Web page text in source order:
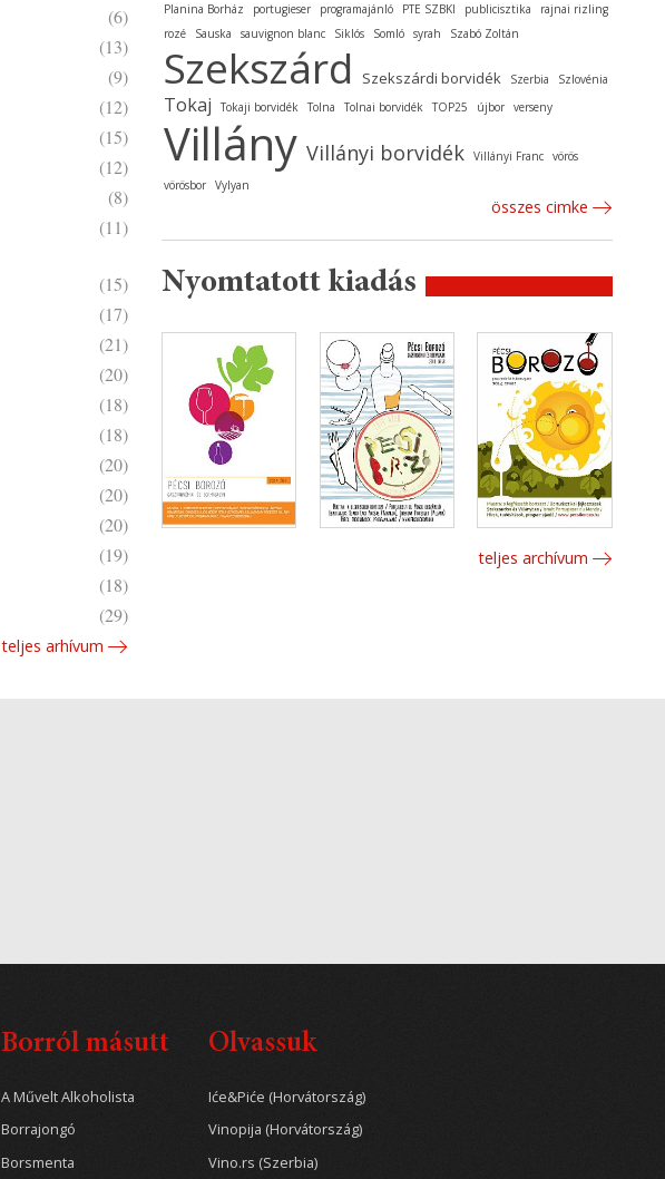
(6)
(13)
(9)
(12)
(15)
(12)
(8)
(11)
(15)
(17)
(21)
(20)
(18)
(18)
(20)
(20)
(20)
(19)
(18)
(29)
teljes arhívum
Planina Borház
portugieser programajánló PTE SZBKI publicisztika
rajnai rizling
rozé
Sauska sauvignon blanc Siklós Somló syrah Szabó Zoltán
Szekszárd Szekszárdi borvidék Szerbia Szlovénia
Tokaj Tokaji borvidék Tolna Tolnai borvidék TOP25 újbor verseny
Villány Villányi borvidék Villányi Franc vörös
vörösbor Vylyan
összes cimke
Nyomtatott kiadás
teljes archívum
Borról másutt
A Művelt Alkoholista
Borrajongó
Borsmenta
Olvassuk
Iće&Piće (Horvátország)
Vinopija (Horvátország)
Vino.rs (Szerbia)